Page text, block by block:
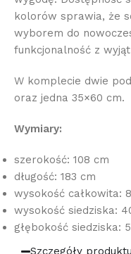
kolorów sprawia, że
wyborem do
funkcjonalność z
W komplecie dwie
oraz jedna 35×60 cm.
Wymiary:
szerokość: 108 cm
długość: 183 cm
wysokość całkowita:
wysokość siedziska:
głębokość siedziska:
Szczegóły produktu